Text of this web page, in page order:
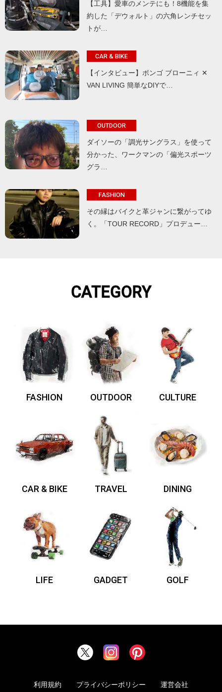
【工具】愛車のメンテにも！8機能を集
約した「デウォルト」の六角レンチセッ
トが…
CAR & BIKE
【インタビュー】ボンゴ ブローニィ ✕
VAN LIVING 簡単なDIYで…
OUTDOOR
ダイソーの「調光サングラス」を使って
分かった、ワークマンの「偏光スポーツ
グラ…
FASHION
その縁はバイクと革ジャンに繋がってゆ
く。「TOUR RECORD」プロデュー…
CATEGORY
FASHION OUTDOOR CULTURE
CAR & BIKE TRAVEL DINING
LIFE GADGET GOLF
利用規約 プライバシーポリシー 運営会社